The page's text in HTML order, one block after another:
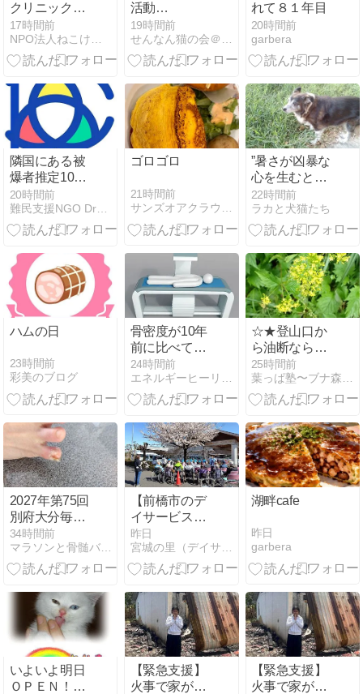
クリニック本
日OPEN!
17時間前
活動
(2026/7/22)経
費
19時間前
れて８１年目
20時間前
garbera
隣国にある被
爆者推定100
万人超の地域
20時間前
難民支援NGO Dream for Children
ゴロゴロ
21時間前
サンズオアクラウド オフィシャルブログ
”暑さが凶暴な
心を生むとし
たら”
22時間前
ラカと犬猫たち
ハムの日
23時間前
彩美のブログ
骨密度が10年
前に比べて高
くなった同僚
24時間前
エネルギーヒーリング 奇跡への入り口
☆★登山口か
ら油断ならな
い鳥海山の
花々
25時間前
葉っぱ塾〜ブナ森から吹く風
2027年第75回
別府大分毎日
マラソン大会
について
34時間前
マラソンと骨髄バンク
【前橋市のデ
イサービスお
やつ】かぼち
ゃのサンドイ
ッチが好評｜
がら自分らし
く生きること
の大切さ
昨日
宮城の里（デイサービス・居宅介護支援）のブログ
湖畔cafe
昨日
garbera
いよいよ明日
ＯＰＥＮ！エ
【緊急支援】
火事で家が全
【緊急支援】
火事で家が全